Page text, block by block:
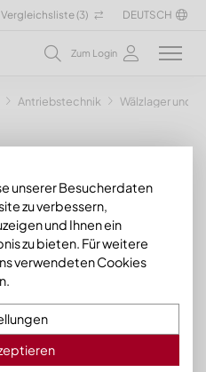
Vergleichsliste (3) DEUTSCH
Zum Login
Antriebstechnik
Wälzlager und
unserer Besucherdaten
zu verbessern,
und Ihnen ein
zu bieten. Für weitere
verwendeten Cookies